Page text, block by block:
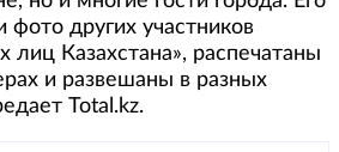
фото других участников
лиц Казахстана», распечатаны
и развешаны в разных
Total.kz.